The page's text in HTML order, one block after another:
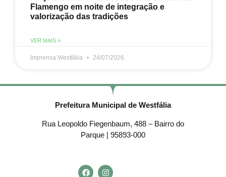
Flamengo em noite de integração e
valorização das tradições
VER MAIS »
Imprensa Westfália 24/07/2026
Prefeitura Municipal de Westfália
Rua Leopoldo Fiegenbaum, 488 – Bairro do
Parque | 95893-000